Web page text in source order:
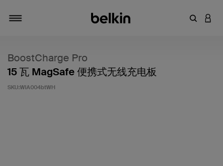
输入关键
登录
BoostCharge Pro
15 瓦 MagSafe 便携式无线充电板
SKU:WIA004btWH